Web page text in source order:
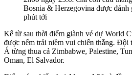
Bosnia & Herzegovina được đánh
phút tới
Kể từ sau thời điểm giành vé dự World
được nếm trải niềm vui chiến thắng. Đội
Á từng thua cả Zimbabwe, Palestine,
Oman, El Salvador.